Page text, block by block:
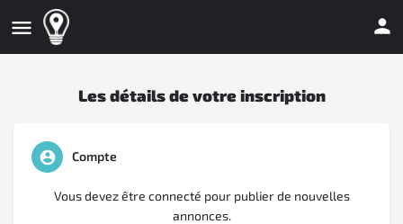
Les détails de votre inscription
Compte
Vous devez être connecté pour publier de nouvelles
annonces.